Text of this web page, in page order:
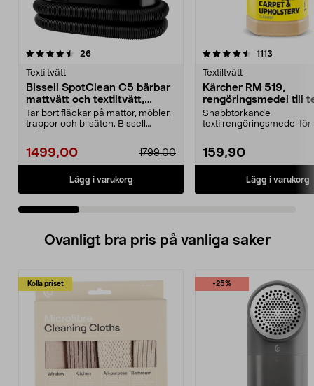
26recensioner
Textiltvätt
Bissell SpotClean C5 bärbar
mattvätt och textiltvätt,
3928N
Tar bort fläckar på mattor, möbler,
trappor och bilsäten. Bissell
1499,00 1799,00
Lägg i varukorg
4.5 av 5 stjärnor 1113
Textiltvätt
Kärcher RM 519,
rengöringsmedel till
och mattvätt
Snabbtorkande
textilrengöringsmedel för
159,90
Lägg i varukorg
0.0 av 5 stjärnor
Ovanligt bra pris på vanliga saker
Kolla priset -25%